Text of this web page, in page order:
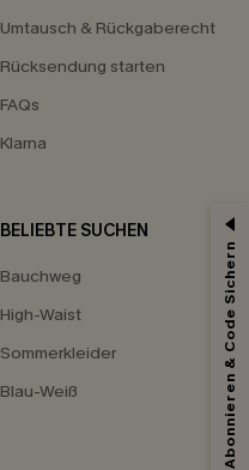
Umtausch & Rückgaberecht
Rücksendung starten
FAQs
Klarna
BELIEBTE SUCHEN
Bauchweg
High-Waist
Sommerkleider
Blau-Weiß
Abonnieren & Code Sichern